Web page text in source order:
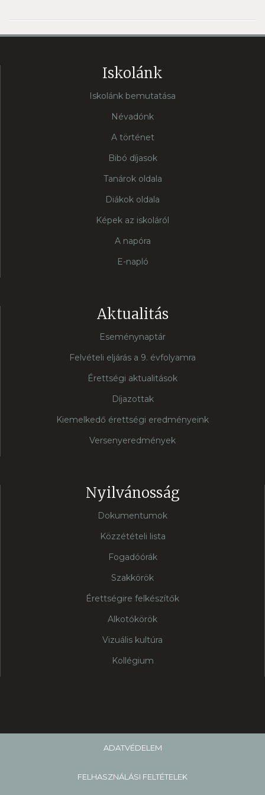
Iskolánk
Iskolánk bemutatása
Névadónk
A történet
Bibó díjasok
Tanárok oldala
Diákok oldala
Képek az iskoláról
A napóra
E-napló
Aktualitás
Eseménynaptár
Felvételi eljárás a 9. évfolyamra
Érettségi aktualitások
Díjazottak
Kiemelkedő érettségi eredményeink
Versenyeredmények
Nyilvánosság
Dokumentumok
Közzétételi lista
Fogadóórák
Szakkörök
Érettségire felkészítők
Alkotókörök
Vizuális kultúra
Kollégium
ADATVÉDELEM
FELHASZNÁLÁSI FELTÉTELEK